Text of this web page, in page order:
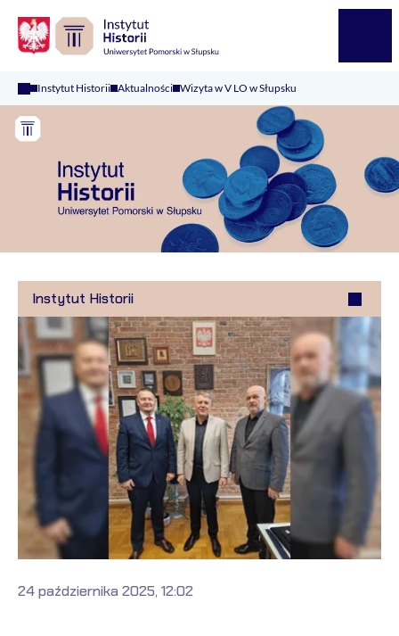
Instytut Historii Aktualności Wizyta w V LO w Słupsku
Instytut Historii
24 października 2025, 12:02